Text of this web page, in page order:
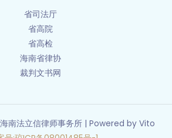
省司法厅
省高院
省高检
海南省律协
裁判文书网
南法立信律师事务所 | Powered by Vito